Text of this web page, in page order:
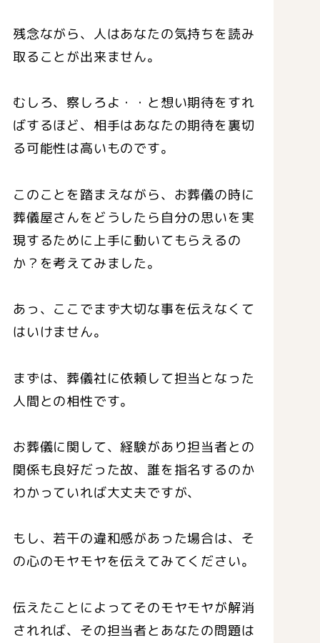
残念ながら、人はあなたの気持ちを読み
取ることが出来ません。
むしろ、察しろよ・・と想い期待をすれ
ばするほど、相手はあなたの期待を裏切
る可能性は高いものです。
このことを踏まえながら、お葬儀の時に
葬儀屋さんをどうしたら自分の思いを実
現するために上手に動いてもらえるの
か？を考えてみました。
あっ、ここでまず大切な事を伝えなくて
はいけません。
まずは、葬儀社に依頼して担当となった
人間との相性です。
お葬儀に関して、経験があり担当者との
関係も良好だった故、誰を指名するのか
わかっていれば大丈夫ですが、
もし、若干の違和感があった場合は、そ
の心のモヤモヤを伝えてみてください。
伝えたことによってそのモヤモヤが解消
されれば、その担当者とあなたの問題は